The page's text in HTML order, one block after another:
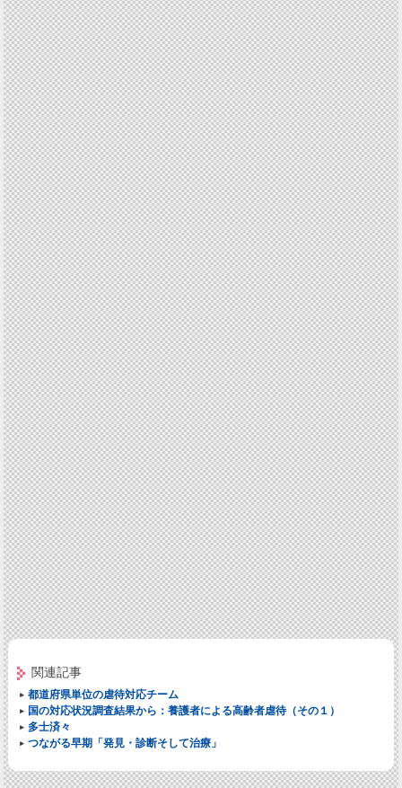
関連記事
都道府県単位の虐待対応チーム
国の対応状況調査結果から：養護者による高齢者虐待（その１）
多士済々
つながる早期「発見・診断そして治療」